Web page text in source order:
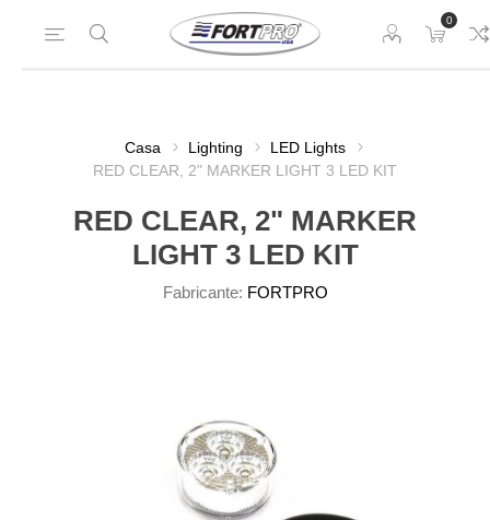
0
Casa Lighting
LED Lights
RED CLEAR, 2" MARKER LIGHT 3 LED KIT
RED CLEAR, 2" MARKER
LIGHT 3 LED KIT
Fabricante: FORTPRO